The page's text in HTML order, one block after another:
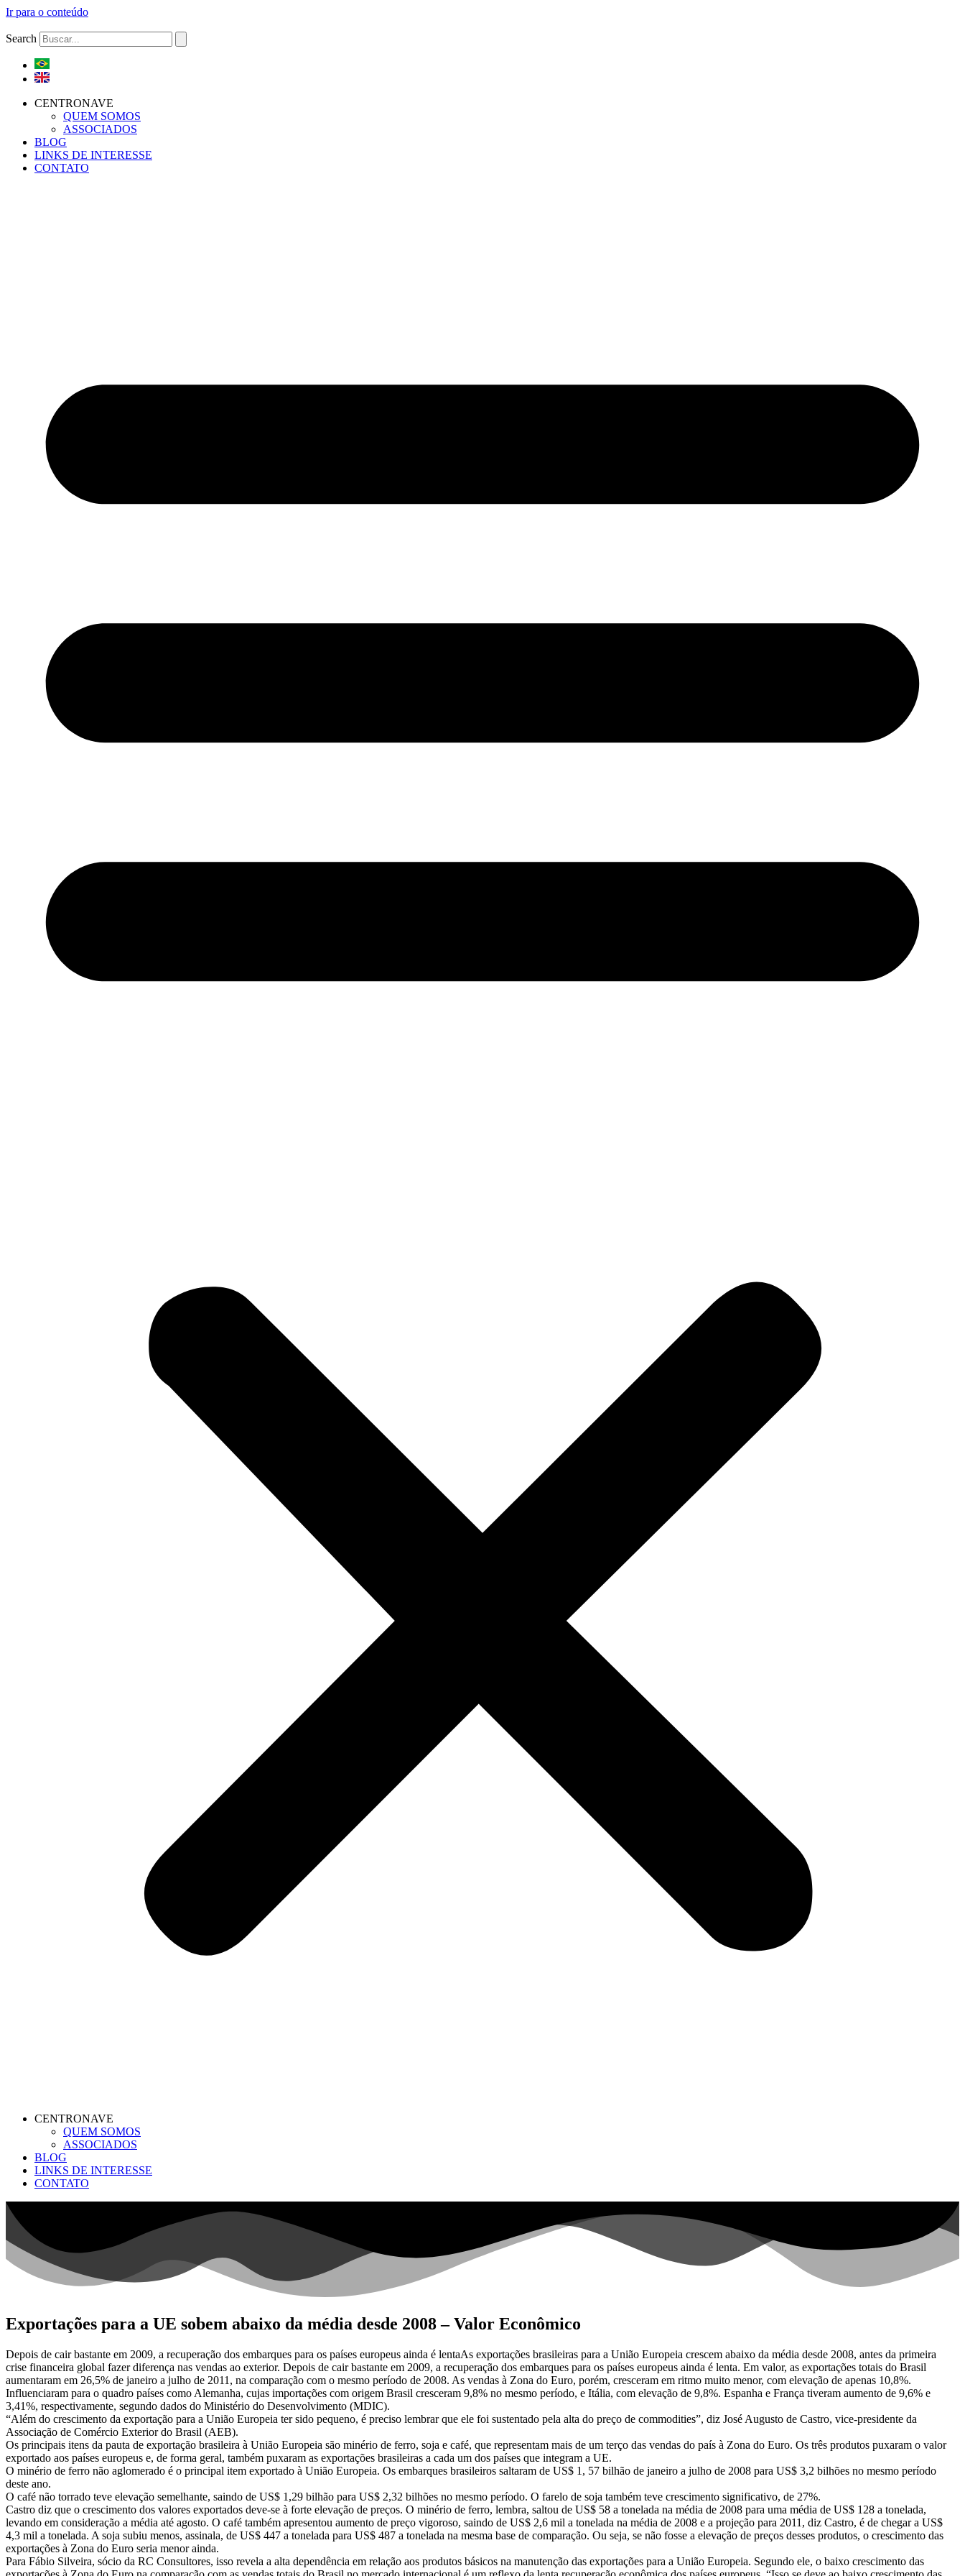
Ir para o conteúdo
Search
CENTRONAVE
QUEM SOMOS
ASSOCIADOS
BLOG
LINKS DE INTERESSE
CONTATO
CENTRONAVE
QUEM SOMOS
ASSOCIADOS
BLOG
LINKS DE INTERESSE
CONTATO
Exportações para a UE sobem abaixo da média desde 2008 – Valor Econômico
Depois de cair bastante em 2009, a recuperação dos embarques para os países europeus ainda é lentaAs exportações brasileiras para a União Europeia crescem abaixo da média desde 2008, antes da primeira
crise financeira global fazer diferença nas vendas ao exterior. Depois de cair bastante em 2009, a recuperação dos embarques para os países europeus ainda é lenta. Em valor, as exportações totais do Brasil
aumentaram em 26,5% de janeiro a julho de 2011, na comparação com o mesmo período de 2008. As vendas à Zona do Euro, porém, cresceram em ritmo muito menor, com elevação de apenas 10,8%.
Influenciaram para o quadro países como Alemanha, cujas importações com origem Brasil cresceram 9,8% no mesmo período, e Itália, com elevação de 9,8%. Espanha e França tiveram aumento de 9,6% e
3,41%, respectivamente, segundo dados do Ministério do Desenvolvimento (MDIC).
“Além do crescimento da exportação para a União Europeia ter sido pequeno, é preciso lembrar que ele foi sustentado pela alta do preço de commodities”, diz José Augusto de Castro, vice-presidente da
Associação de Comércio Exterior do Brasil (AEB).
Os principais itens da pauta de exportação brasileira à União Europeia são minério de ferro, soja e café, que representam mais de um terço das vendas do país à Zona do Euro. Os três produtos puxaram o valor
exportado aos países europeus e, de forma geral, também puxaram as exportações brasileiras a cada um dos países que integram a UE.
O minério de ferro não aglomerado é o principal item exportado à União Europeia. Os embarques brasileiros saltaram de US$ 1, 57 bilhão de janeiro a julho de 2008 para US$ 3,2 bilhões no mesmo período
deste ano.
O café não torrado teve elevação semelhante, saindo de US$ 1,29 bilhão para US$ 2,32 bilhões no mesmo período. O farelo de soja também teve crescimento significativo, de 27%.
Castro diz que o crescimento dos valores exportados deve-se à forte elevação de preços. O minério de ferro, lembra, saltou de US$ 58 a tonelada na média de 2008 para uma média de US$ 128 a tonelada,
levando em consideração a média até agosto. O café também apresentou aumento de preço vigoroso, saindo de US$ 2,6 mil a tonelada na média de 2008 e a projeção para 2011, diz Castro, é de chegar a US$
4,3 mil a tonelada. A soja subiu menos, assinala, de US$ 447 a tonelada para US$ 487 a tonelada na mesma base de comparação. Ou seja, se não fosse a elevação de preços desses produtos, o crescimento das
exportações à Zona do Euro seria menor ainda.
Para Fábio Silveira, sócio da RC Consultores, isso revela a alta dependência em relação aos produtos básicos na manutenção das exportações para a União Europeia. Segundo ele, o baixo crescimento das